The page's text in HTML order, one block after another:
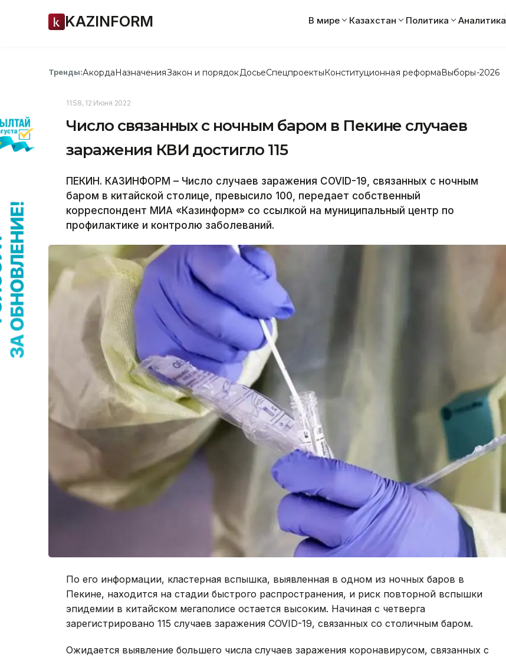
KAZINFORM В мире Казахстан Политика Аналитика
Тренды:АкордаНазначенияЗакон и порядок ДосьеСпецпроектыКонституционная реформаВыборы-2026
11:58, 12 Июня 2022
Число связанных с ночным баром в Пекине случаев
заражения КВИ достигло 115
ПЕКИН. КАЗИНФОРМ – Число случаев заражения COVID-19, связанных с ночным
баром в китайской столице, превысило 100, передает собственный
корреспондент МИА «Казинформ» со ссылкой на муниципальный центр по
профилактике и контролю заболеваний.
По его информации, кластерная вспышка, выявленная в одном из ночных баров в
Пекине, находится на стадии быстрого распространения, и риск повторной вспышки
эпидемии в китайском мегаполисе остается высоким. Начиная с четверга
зарегистрировано 115 случаев заражения COVID-19, связанных со столичным баром.
Ожидается выявление большего числа случаев заражения коронавирусом, связанных с